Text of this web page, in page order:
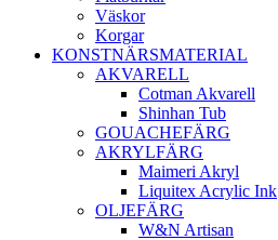
Väskor
Korgar
KONSTNÄRSMATERIAL
AKVARELL
Cotman Akvarell
Shinhan Tub
GOUACHEFÄRG
AKRYLFÄRG
Maimeri Akryl
Liquitex Acrylic Ink
OLJEFÄRG
W&N Artisan